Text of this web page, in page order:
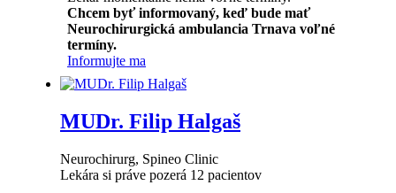
Chcem byť informovaný, keď bude mať
Neurochirurgická ambulancia Trnava voľné
termíny.
Informujte ma
MUDr. Filip Halgaš
Neurochirurg, Spineo Clinic
Lekára si práve pozerá 12 pacientov